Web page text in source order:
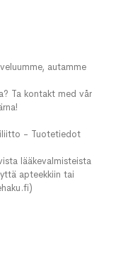
autamme
Ta kontakt med vår
- Tuotetiedot
lääkevalmisteista
apteekkiin tai